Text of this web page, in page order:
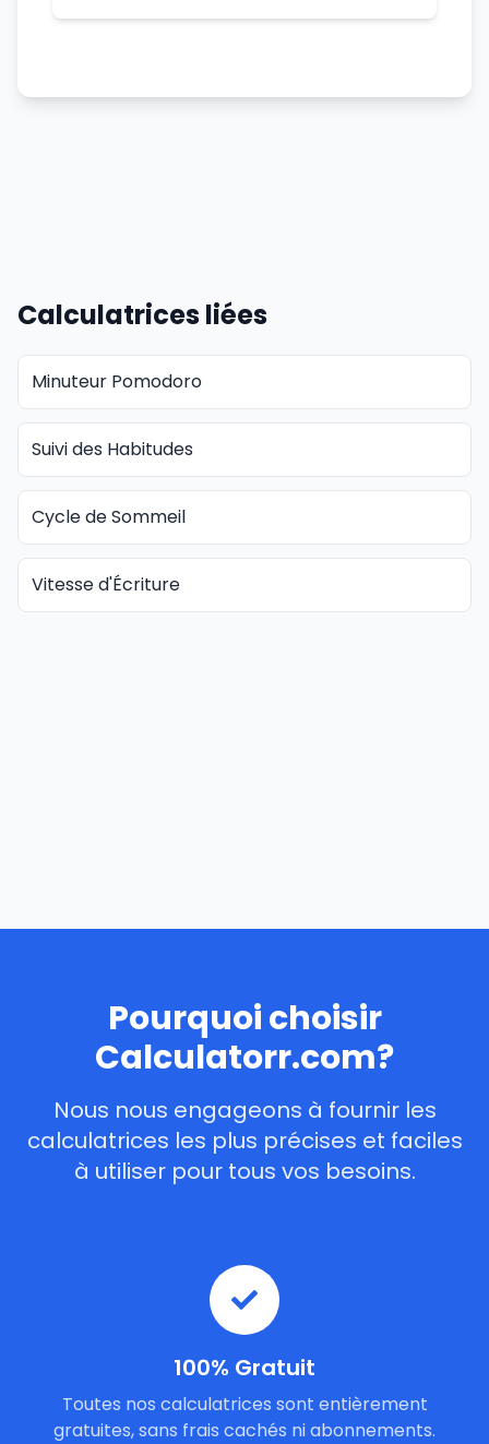
Calculatrices liées
Minuteur Pomodoro
Suivi des Habitudes
Cycle de Sommeil
Vitesse d'Écriture
Pourquoi choisir
Calculatorr.com?
Nous nous engageons à fournir les
calculatrices les plus précises et faciles
à utiliser pour tous vos besoins.
100% Gratuit
Toutes nos calculatrices sont entièrement
gratuites, sans frais cachés ni abonnements.